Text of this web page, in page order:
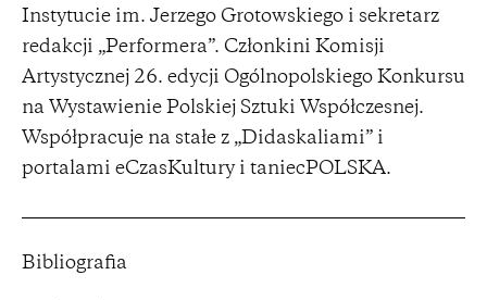
Instytucie im. Jerzego Grotowskiego i sekretarz
redakcji „Performera”. Członkini Komisji
Artystycznej 26. edycji Ogólnopolskiego Konkursu
na Wystawienie Polskiej Sztuki Współczesnej.
Współpracuje na stałe z „Didaskaliami” i
portalami eCzasKultury i taniecPOLSKA.
Bibliografia